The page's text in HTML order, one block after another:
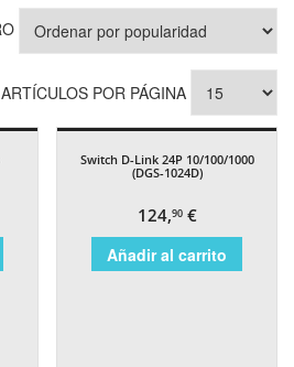
ARTÍCULOS POR PÁGINA
Switch D-Link 24P 10/100/1000
(DGS-1024D)
124,90€
Añadir al carrito